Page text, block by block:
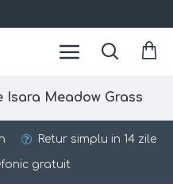
Meadow Grass
Retur simplu in 14 zile
gratuit